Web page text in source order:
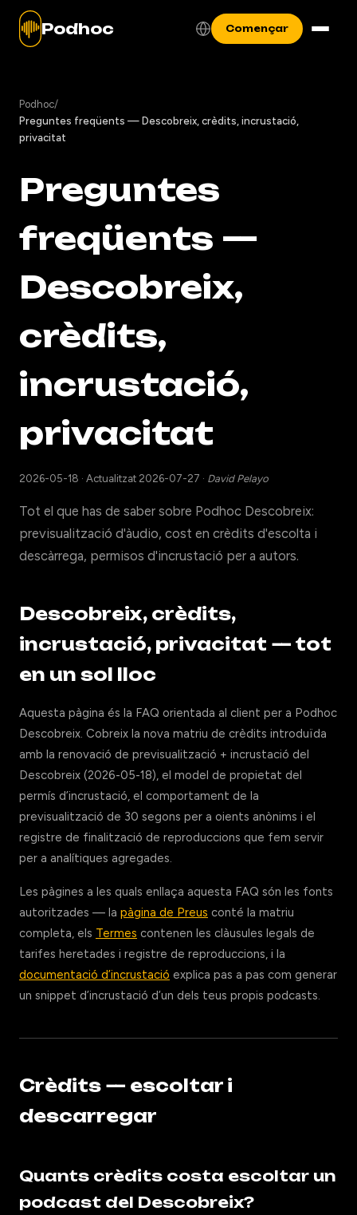
Podhoc Començar
Podhoc/
Preguntes freqüents — Descobreix, crèdits, incrustació,
privacitat
Preguntes
freqüents —
Descobreix,
crèdits,
incrustació,
privacitat
2026-05-18 · Actualitzat 2026-07-27 · David Pelayo
Tot el que has de saber sobre Podhoc Descobreix:
previsualització d'àudio, cost en crèdits d'escolta i
descàrrega, permisos d'incrustació per a autors.
Descobreix, crèdits,
incrustació, privacitat — tot
en un sol lloc
Aquesta pàgina és la FAQ orientada al client per a Podhoc
Descobreix. Cobreix la nova matriu de crèdits introduïda
amb la renovació de previsualització + incrustació del
Descobreix (2026-05-18), el model de propietat del
permís d’incrustació, el comportament de la
previsualització de 30 segons per a oients anònims i el
registre de finalització de reproduccions que fem servir
per a analítiques agregades.
Les pàgines a les quals enllaça aquesta FAQ són les fonts
autoritzades — la pàgina de Preus conté la matriu
completa, els Termes contenen les clàusules legals de
tarifes heretades i registre de reproduccions, i la
documentació d’incrustació explica pas a pas com generar
un snippet d’incrustació d’un dels teus propis podcasts.
Crèdits — escoltar i
descarregar
Quants crèdits costa escoltar un
podcast del Descobreix?